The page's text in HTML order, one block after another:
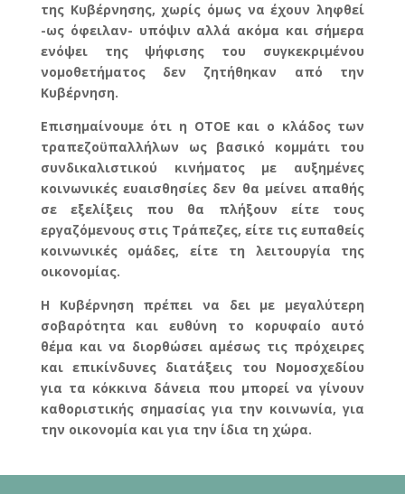
της Κυβέρνησης, χωρίς όμως να έχουν ληφθεί
-ως όφειλαν- υπόψιν αλλά ακόμα και σήμερα
ενόψει της ψήφισης του συγκεκριμένου
νομοθετήματος δεν ζητήθηκαν από την
Κυβέρνηση.
Επισημαίνουμε ότι η ΟΤΟΕ και ο κλάδος των
τραπεζοϋπαλλήλων ως βασικό κομμάτι του
συνδικαλιστικού κινήματος με αυξημένες
κοινωνικές ευαισθησίες δεν θα μείνει απαθής
σε εξελίξεις που θα πλήξουν είτε τους
εργαζόμενους στις Τράπεζες, είτε τις ευπαθείς
κοινωνικές ομάδες, είτε τη λειτουργία της
οικονομίας.
Η Κυβέρνηση πρέπει να δει με μεγαλύτερη
σοβαρότητα και ευθύνη το κορυφαίο αυτό
θέμα και να διορθώσει αμέσως τις πρόχειρες
και επικίνδυνες διατάξεις του Νομοσχεδίου
για τα κόκκινα δάνεια που μπορεί να γίνουν
καθοριστικής σημασίας για την κοινωνία, για
την οικονομία και για την ίδια τη χώρα.